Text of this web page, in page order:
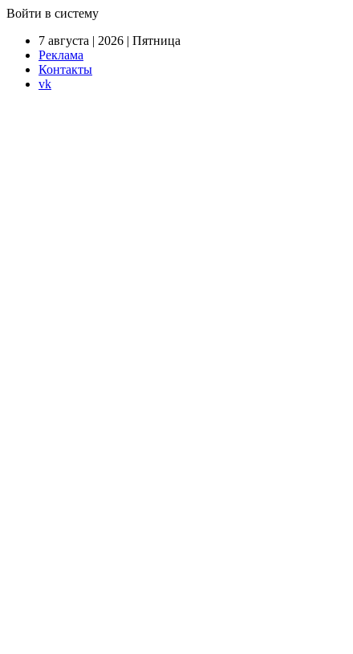
Войти в систему
7 августа | 2026 | Пятница
Реклама
Контакты
vk